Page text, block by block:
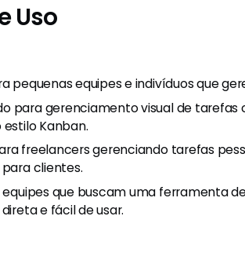
Uso
pequenas equipes e indivíduos que
para gerenciamento visual de tarefas
Kanban.
freelancers gerenciando tarefas
clientes.
equipes que buscam uma ferramenta
e fácil de usar.